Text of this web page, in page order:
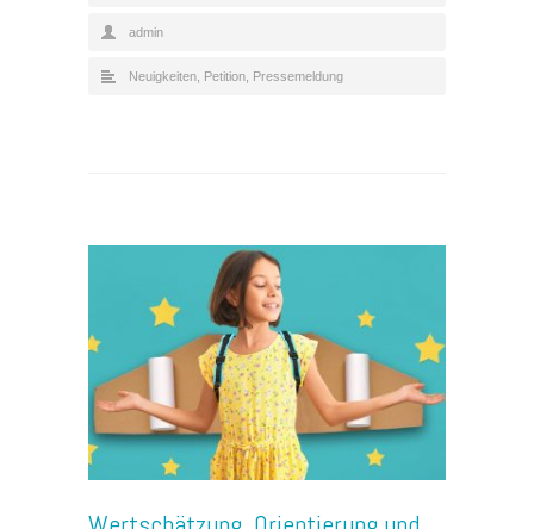
admin
Neuigkeiten Petition Pressemeldung